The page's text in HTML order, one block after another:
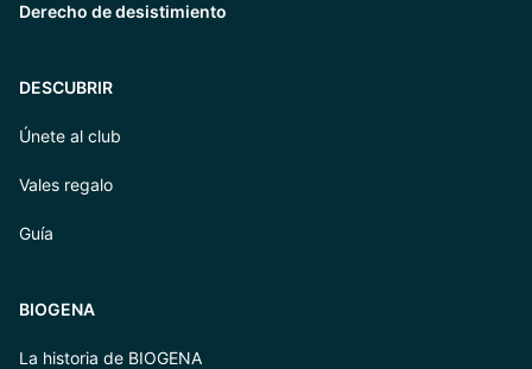
Derecho de desistimiento
DESCUBRIR
Únete al club
Vales regalo
Guía
BIOGENA
La historia de BIOGENA